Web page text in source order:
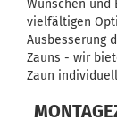
Wünschen und
vielfältigen
Ausbesserung
Zauns - wir
Zaun